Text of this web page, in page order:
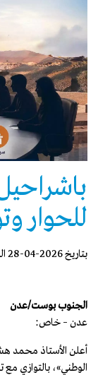
للحوار
بتاريخ 2026-04-28 الساعة 02:50
الجنوب بوست/عدن
عدن – خاص:
أعلن الأستاذ محمد
الوطني»، بالتوازي